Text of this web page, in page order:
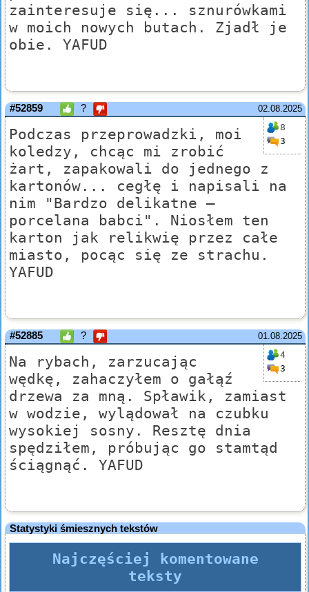
zainteresuje się... sznurówkami
w moich nowych butach. Zjadł je
obie. YAFUD
02.08.2025
#52859 ?
8
3
Podczas przeprowadzki, moi
koledzy, chcąc mi zrobić
żart, zapakowali do jednego z
kartonów... cegłę i napisali na
nim "Bardzo delikatne –
porcelana babci". Niosłem ten
karton jak relikwię przez całe
miasto, pocąc się ze strachu.
YAFUD
01.08.2025
#52885 ?
4
3
Na rybach, zarzucając
wędkę, zahaczyłem o gałąź
drzewa za mną. Spławik, zamiast
w wodzie, wylądował na czubku
wysokiej sosny. Resztę dnia
spędziłem, próbując go stamtąd
ściągnąć. YAFUD
Statystyki śmiesznych tekstów
Najczęściej komentowane
teksty